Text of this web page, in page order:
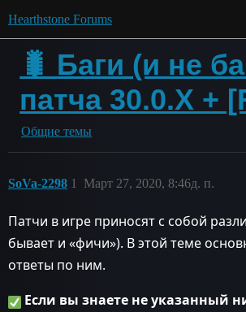
Hearthstone Forums
🐛 Баги (и не
патча 30.0.X +
Общие темы
SoVa-2298 Март 27, 2020, 8:46д. п.
1
Патчи в игре приносят с собой
бывает и «фичи»). В этой теме
ответы по ним.
Если вы знаете не указанный